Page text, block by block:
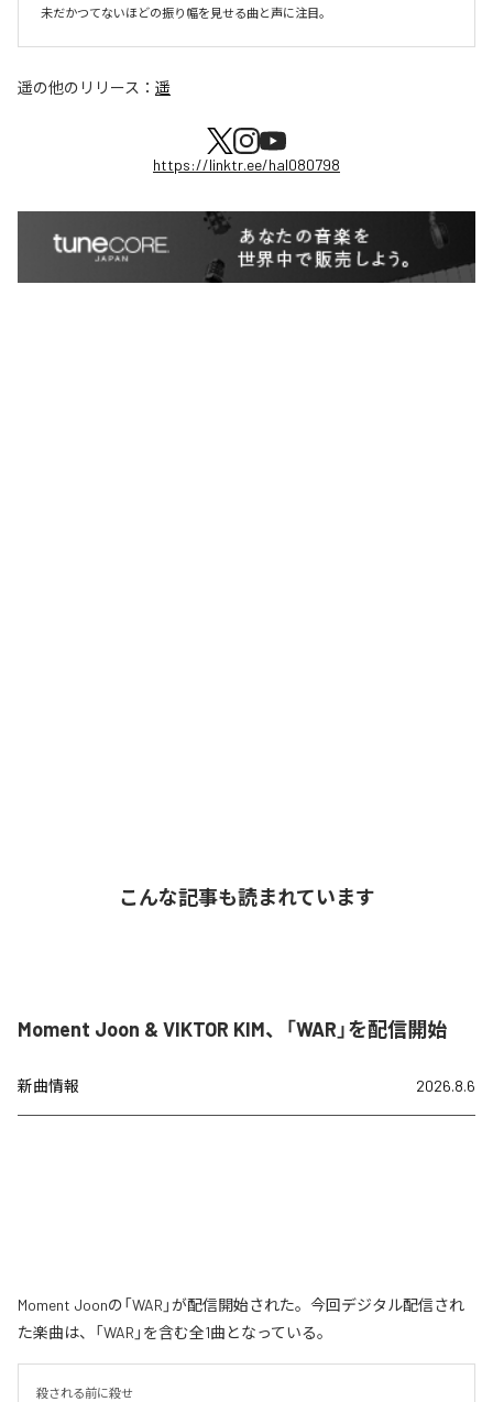
未だかつてないほどの振り幅を見せる曲と声に注目。
遥の他のリリース： 遥
https://linktr.ee/hal080798
こんな記事も読まれています
Moment Joon & VIKTOR KIM、「WAR」を配信開始
新曲情報 2026.8.6
Moment Joonの「WAR」が配信開始された。今回デジタル配信され
た楽曲は、「WAR」を含む全1曲となっている。
殺される前に殺せ